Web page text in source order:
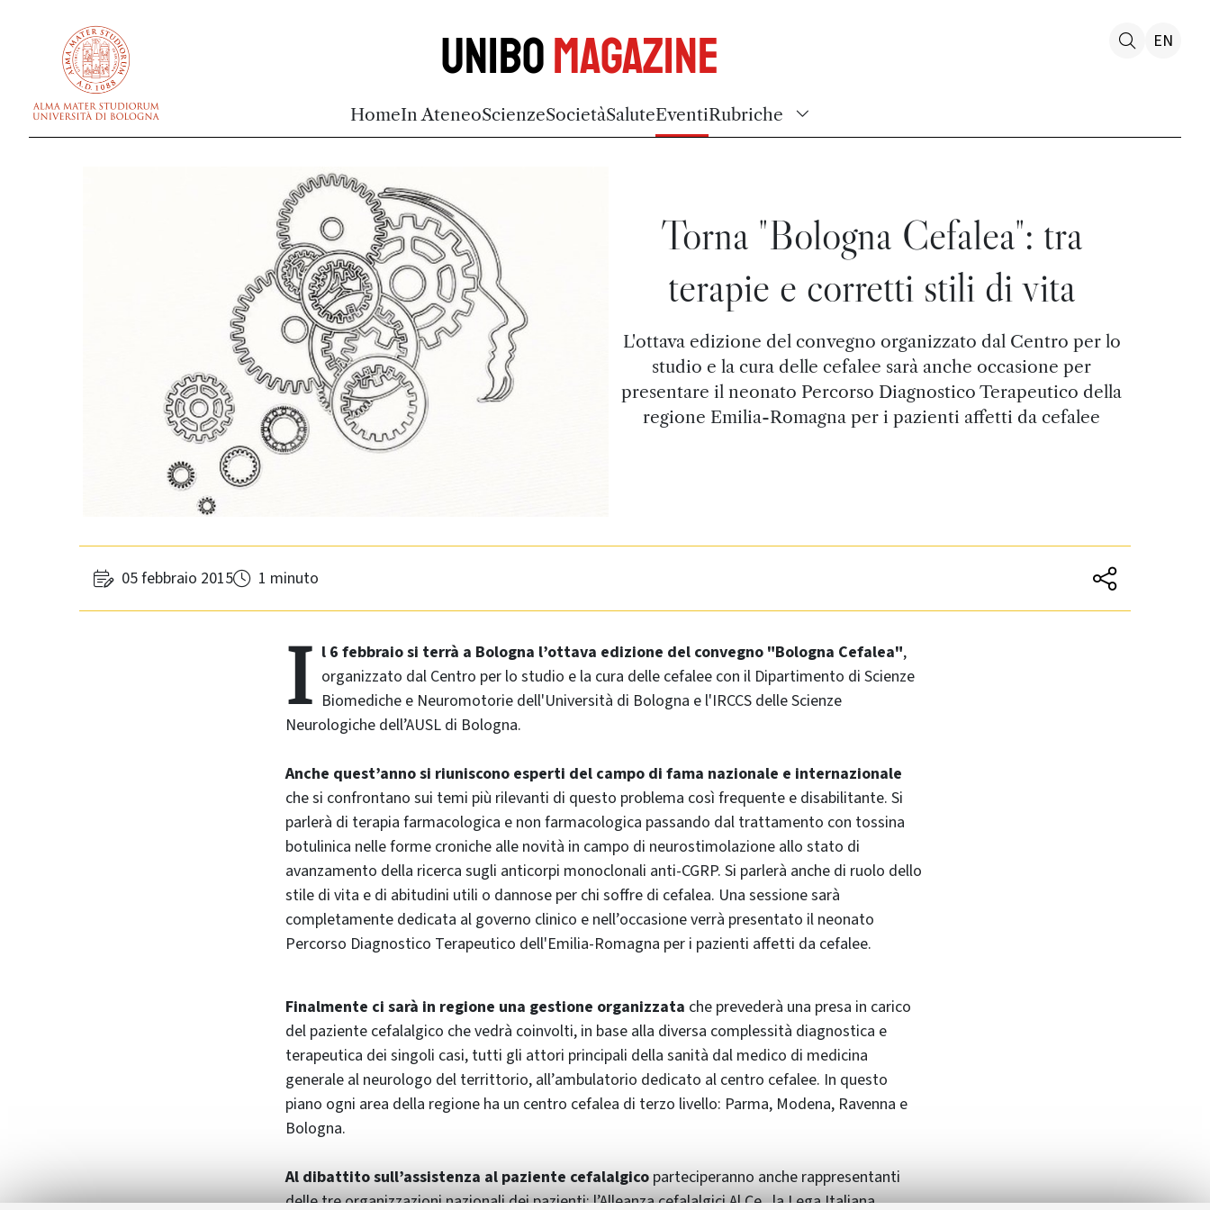
UniboMagazine
HomeIn AteneoScienzeSocietàSaluteEventiRubriche
EN
Torna "Bologna Cefalea": tra
terapie e corretti stili di vita
L'ottava edizione del convegno organizzato dal Centro per lo
studio e la cura delle cefalee sarà anche occasione per
presentare il neonato Percorso Diagnostico Terapeutico della
regione Emilia-Romagna per i pazienti affetti da cefalee
05 febbraio 2015 1 minuto
I l 6 febbraio si terrà a Bologna l’ottava edizione del convegno "Bologna Cefalea",
organizzato dal Centro per lo studio e la cura delle cefalee con il Dipartimento di Scienze
Biomediche e Neuromotorie dell'Università di Bologna e l'IRCCS delle Scienze
Neurologiche dell’AUSL di Bologna.
Anche quest’anno si riuniscono esperti del campo di fama nazionale e internazionale
che si confrontano sui temi più rilevanti di questo problema così frequente e disabilitante. Si
parlerà di terapia farmacologica e non farmacologica passando dal trattamento con tossina
botulinica nelle forme croniche alle novità in campo di neurostimolazione allo stato di
avanzamento della ricerca sugli anticorpi monoclonali anti‐CGRP. Si parlerà anche di ruolo dello
stile di vita e di abitudini utili o dannose per chi soffre di cefalea. Una sessione sarà
completamente dedicata al governo clinico e nell’occasione verrà presentato il neonato
Percorso Diagnostico Terapeutico dell'Emilia-Romagna per i pazienti affetti da cefalee.
Finalmente ci sarà in regione una gestione organizzata che prevederà una presa in carico
del paziente cefalalgico che vedrà coinvolti, in base alla diversa complessità diagnostica e
terapeutica dei singoli casi, tutti gli attori principali della sanità dal medico di medicina
generale al neurologo del territtorio, all’ambulatorio dedicato al centro cefalee. In questo
piano ogni area della regione ha un centro cefalea di terzo livello: Parma, Modena, Ravenna e
Bologna.
Al dibattito sull’assistenza al paziente cefalalgico parteciperanno anche rappresentanti
delle tre organizzazioni nazionali dei pazienti: l’Alleanza cefalalgici Al.Ce., la Lega Italiana